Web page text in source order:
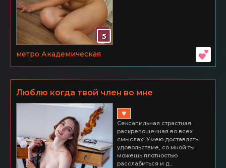
5
метро Академическая
Люблю когда твой член во мне
♥
Сексапильная страстная
раскрепощенная во всех
смыслах! Умею доставлять
удовольствие, со мной ты
можешь плотностью
расслабиться и д...